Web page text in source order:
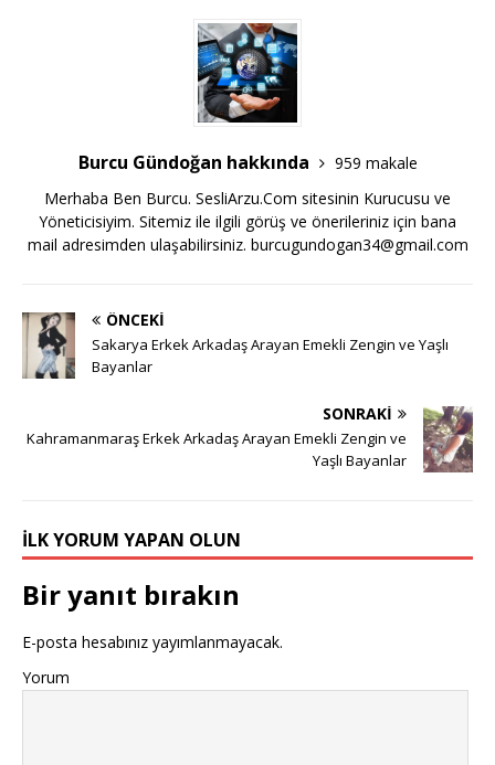
Burcu Gündoğan hakkında
959 makale
Merhaba Ben Burcu. SesliArzu.Com sitesinin Kurucusu ve
Yöneticisiyim. Sitemiz ile ilgili görüş ve önerileriniz için bana
mail adresimden ulaşabilirsiniz. burcugundogan34@gmail.com
ÖNCEKI
Sakarya Erkek Arkadaş Arayan Emekli Zengin ve Yaşlı
Bayanlar
SONRAKI
Kahramanmaraş Erkek Arkadaş Arayan Emekli Zengin ve
Yaşlı Bayanlar
İLK YORUM YAPAN OLUN
Bir yanıt bırakın
E-posta hesabınız yayımlanmayacak.
Yorum